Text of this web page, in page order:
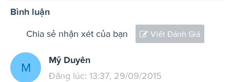
Bình luận
Chia sẻ nhận xét của bạn Viết Đánh Giá
M
Mỹ Duyên
Đăng lúc: 13:37, 29/09/2015